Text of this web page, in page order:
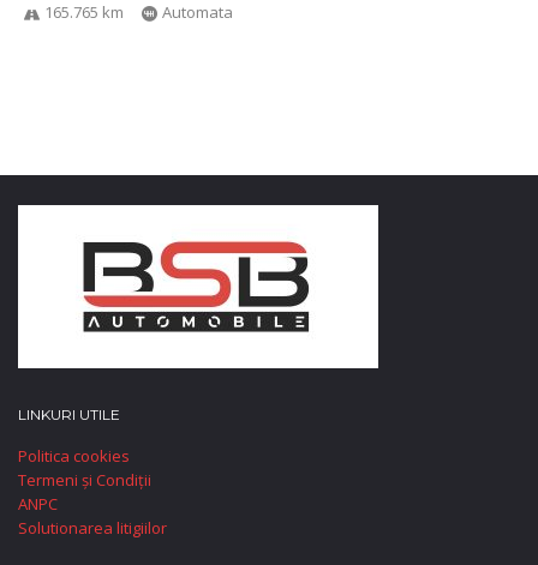
165.765 km Automata
LINKURI UTILE
Politica cookies
Termeni și Condiții
ANPC
Solutionarea litigiilor